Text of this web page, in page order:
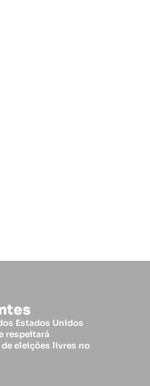
Estados Unidos
respeitará
eleições livres no